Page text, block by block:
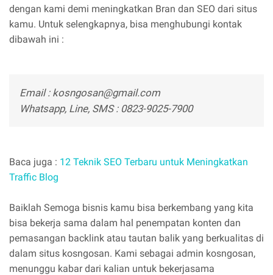
dengan kami demi meningkatkan Bran dan SEO dari situs
kamu. Untuk selengkapnya, bisa menghubungi kontak
dibawah ini :
Email : kosngosan@gmail.com
Whatsapp, Line, SMS : 0823-9025-7900
Baca juga : 12 Teknik SEO Terbaru untuk Meningkatkan
Traffic Blog
Baiklah Semoga bisnis kamu bisa berkembang yang kita
bisa bekerja sama dalam hal penempatan konten dan
pemasangan backlink atau tautan balik yang berkualitas di
dalam situs kosngosan. Kami sebagai admin kosngosan,
menunggu kabar dari kalian untuk bekerjasama